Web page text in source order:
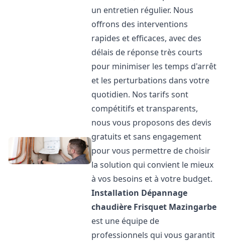
un entretien régulier. Nous
offrons des interventions
rapides et efficaces, avec des
délais de réponse très courts
pour minimiser les temps d'arrêt
et les perturbations dans votre
quotidien. Nos tarifs sont
compétitifs et transparents,
nous vous proposons des devis
gratuits et sans engagement
pour vous permettre de choisir
la solution qui convient le mieux
à vos besoins et à votre budget.
Installation Dépannage
chaudière Frisquet Mazingarbe
est une équipe de
professionnels qui vous garantit